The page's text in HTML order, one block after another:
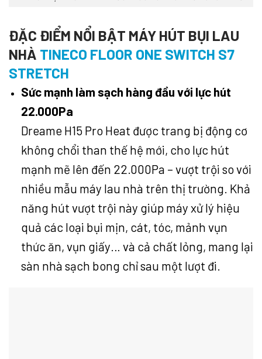
ĐẶC ĐIỂM NỔI BẬT MÁY HÚT BỤI LAU
NHÀ TINECO FLOOR ONE SWITCH S7
STRETCH
Sức mạnh làm sạch hàng đầu với lực hút
22.000Pa
Dreame H15 Pro Heat được trang bị động cơ
không chổi than thế hệ mới, cho lực hút
mạnh mẽ lên đến 22.000Pa – vượt trội so với
nhiều mẫu máy lau nhà trên thị trường. Khả
năng hút vượt trội này giúp máy xử lý hiệu
quả các loại bụi mịn, cát, tóc, mảnh vụn
thức ăn, vụn giấy… và cả chất lỏng, mang lại
sàn nhà sạch bong chỉ sau một lượt đi.